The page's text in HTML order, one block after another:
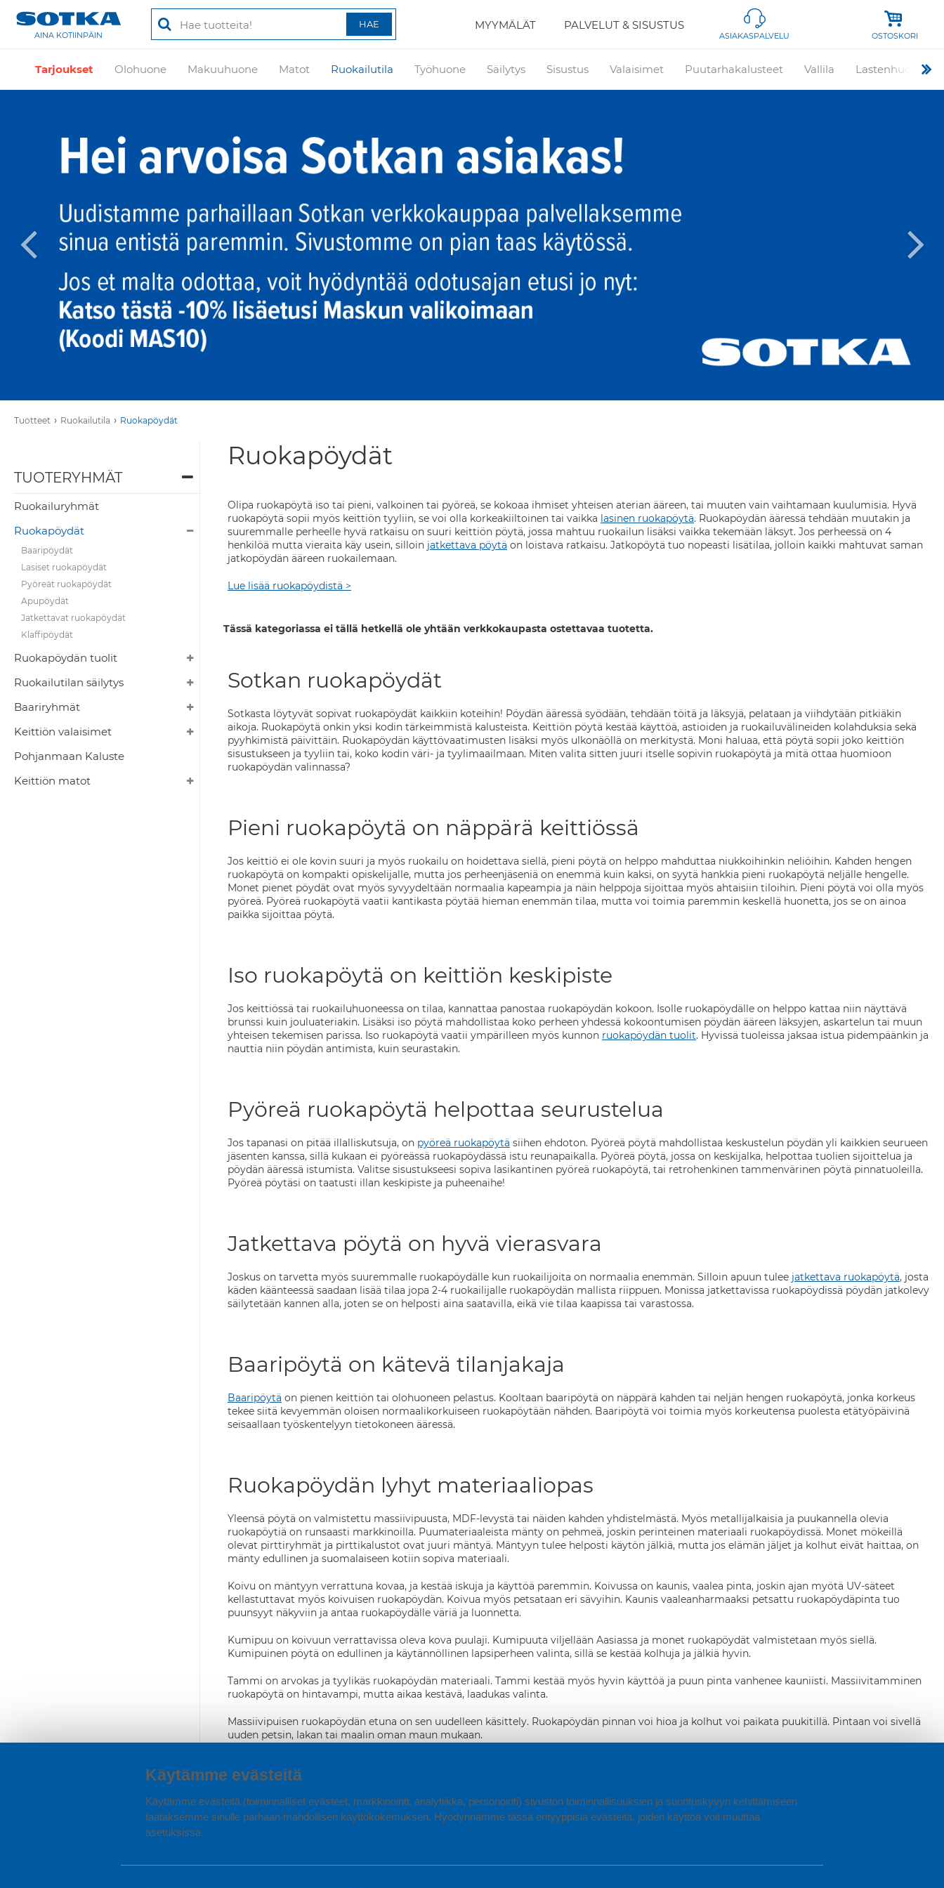
Käytämme evästeitä
Käytämme evästeitä (toiminnalliset evästeet, markkinointi, analytiikka, personointi) sivuston toiminnallisuuksien ja suorituskyvyn kehittämiseen
taataksemme sinulle parhaan mahdollisen käyttökokemuksen. Hyödynnämme tässä erityyppisiä evästeitä, joiden käyttöä voit muuttaa
asetuksissa.
AINA KOTIINPÄIN ASIAKASPALVELU OSTOSKORI
Tarjoukset Olohuone Makuuhuone Matot Ruokailutila Työhuone Säilytys Sisustus Valaisimet Puutarhakalusteet Vallila Lastenhuone
MYYMÄLÄT PALVELUT & SISUSTUS
Tuotteet › Ruokailutila › Ruokapöydät
TUOTERYHMÄT
Ruokailuryhmät
Ruokapöydät
Baaripöydät
Lasiset ruokapöydät
Pyöreät ruokapöydät
Apupöydät
Jatkettavat ruokapöydät
Klaffipöydät
Ruokapöydän tuolit
Ruokailutilan säilytys
Baariryhmät
Keittiön valaisimet
Pohjanmaan Kaluste
Keittiön matot
Ruokapöydät
Olipa ruokapöytä iso tai pieni, valkoinen tai pyöreä, se kokoaa ihmiset yhteisen aterian ääreen, tai muuten vain vaihtamaan kuulumisia. Hyvä
ruokapöytä sopii myös keittiön tyyliin, se voi olla korkeakiiltoinen tai vaikka lasinen ruokapöytä. Ruokapöydän ääressä tehdään muutakin ja
suuremmalle perheelle hyvä ratkaisu on suuri keittiön pöytä, jossa mahtuu ruokailun lisäksi vaikka tekemään läksyt. Jos perheessä on 4
henkilöä mutta vieraita käy usein, silloin jatkettava pöytä on loistava ratkaisu. Jatkopöytä tuo nopeasti lisätilaa, jolloin kaikki mahtuvat saman
jatkopöydän ääreen ruokailemaan.
Lue lisää ruokapöydistä >
Tässä kategoriassa ei tällä hetkellä ole yhtään verkkokaupasta ostettavaa tuotetta.
Sotkan ruokapöydät
Sotkasta löytyvät sopivat ruokapöydät kaikkiin koteihin! Pöydän ääressä syödään, tehdään töitä ja läksyjä, pelataan ja viihdytään pitkiäkin
aikoja. Ruokapöytä onkin yksi kodin tärkeimmistä kalusteista. Keittiön pöytä kestää käyttöä, astioiden ja ruokailuvälineiden kolahduksia sekä
pyyhkimistä päivittäin. Ruokapöydän käyttövaatimusten lisäksi myös ulkonäöllä on merkitystä. Moni haluaa, että pöytä sopii joko keittiön
sisustukseen ja tyyliin tai, koko kodin väri- ja tyylimaailmaan. Miten valita sitten juuri itselle sopivin ruokapöytä ja mitä ottaa huomioon
ruokapöydän valinnassa?
Pieni ruokapöytä on näppärä keittiössä
Jos keittiö ei ole kovin suuri ja myös ruokailu on hoidettava siellä, pieni pöytä on helppo mahduttaa niukkoihinkin neliöihin. Kahden hengen
ruokapöytä on kompakti opiskelijalle, mutta jos perheenjäseniä on enemmä kuin kaksi, on syytä hankkia pieni ruokapöytä neljälle hengelle.
Monet pienet pöydät ovat myös syvyydeltään normaalia kapeampia ja näin helppoja sijoittaa myös ahtaisiin tiloihin. Pieni pöytä voi olla myös
pyöreä. Pyöreä ruokapöytä vaatii kantikasta pöytää hieman enemmän tilaa, mutta voi toimia paremmin keskellä huonetta, jos se on ainoa
paikka sijoittaa pöytä.
Iso ruokapöytä on keittiön keskipiste
Jos keittiössä tai ruokailuhuoneessa on tilaa, kannattaa panostaa ruokapöydän kokoon. Isolle ruokapöydälle on helppo kattaa niin näyttävä
brunssi kuin jouluateriakin. Lisäksi iso pöytä mahdollistaa koko perheen yhdessä kokoontumisen pöydän ääreen läksyjen, askartelun tai muun
yhteisen tekemisen parissa. Iso ruokapöytä vaatii ympärilleen myös kunnon ruokapöydän tuolit. Hyvissä tuoleissa jaksaa istua pidempäänkin ja
nauttia niin pöydän antimista, kuin seurastakin.
Pyöreä ruokapöytä helpottaa seurustelua
Jos tapanasi on pitää illalliskutsuja, on pyöreä ruokapöytä siihen ehdoton. Pyöreä pöytä mahdollistaa keskustelun pöydän yli kaikkien seurueen
jäsenten kanssa, sillä kukaan ei pyöreässä ruokapöydässä istu reunapaikalla. Pyöreä pöytä, jossa on keskijalka, helpottaa tuolien sijoittelua ja
pöydän ääressä istumista. Valitse sisustukseesi sopiva lasikantinen pyöreä ruokapöytä, tai retrohenkinen tammenvärinen pöytä pinnatuoleilla.
Pyöreä pöytäsi on taatusti illan keskipiste ja puheenaihe!
Jatkettava pöytä on hyvä vierasvara
Joskus on tarvetta myös suuremmalle ruokapöydälle kun ruokailijoita on normaalia enemmän. Silloin apuun tulee jatkettava ruokapöytä, josta
käden käänteessä saadaan lisää tilaa jopa 2-4 ruokailijalle ruokapöydän mallista riippuen. Monissa jatkettavissa ruokapöydissä pöydän jatkolevy
säilytetään kannen alla, joten se on helposti aina saatavilla, eikä vie tilaa kaapissa tai varastossa.
Baaripöytä on kätevä tilanjakaja
Baaripöytä on pienen keittiön tai olohuoneen pelastus. Kooltaan baaripöytä on näppärä kahden tai neljän hengen ruokapöytä, jonka korkeus
tekee siitä kevyemmän oloisen normaalikorkuiseen ruokapöytään nähden. Baaripöytä voi toimia myös korkeutensa puolesta etätyöpäivinä
seisaallaan työskentelyyn tietokoneen ääressä.
Ruokapöydän lyhyt materiaaliopas
Yleensä pöytä on valmistettu massiivipuusta, MDF-levystä tai näiden kahden yhdistelmästä. Myös metallijalkaisia ja puukannella olevia
ruokapöytiä on runsaasti markkinoilla. Puumateriaaleista mänty on pehmeä, joskin perinteinen materiaali ruokapöydissä. Monet mökeillä
olevat pirttiryhmät ja pirttikalustot ovat juuri mäntyä. Mäntyyn tulee helposti käytön jälkiä, mutta jos elämän jäljet ja kolhut eivät haittaa, on
mänty edullinen ja suomalaiseen kotiin sopiva materiaali.
Koivu on mäntyyn verrattuna kovaa, ja kestää iskuja ja käyttöä paremmin. Koivussa on kaunis, vaalea pinta, joskin ajan myötä UV-säteet
kellastuttavat myös koivuisen ruokapöydän. Koivua myös petsataan eri sävyihin. Kaunis vaaleanharmaaksi petsattu ruokapöydäpinta tuo
puunsyyt näkyviin ja antaa ruokapöydälle väriä ja luonnetta.
Kumipuu on koivuun verrattavissa oleva kova puulaji. Kumipuuta viljellään Aasiassa ja monet ruokapöydät valmistetaan myös siellä.
Kumipuinen pöytä on edullinen ja käytännöllinen lapsiperheen valinta, sillä se kestää kolhuja ja jälkiä hyvin.
Tammi on arvokas ja tyylikäs ruokapöydän materiaali. Tammi kestää myös hyvin käyttöä ja puun pinta vanhenee kauniisti. Massiivitamminen
ruokapöytä on hintavampi, mutta aikaa kestävä, laadukas valinta.
Massiivipuisen ruokapöydän etuna on sen uudelleen käsittely. Ruokapöydän pinnan voi hioa ja kolhut voi paikata puukitillä. Pintaan voi sivellä
uuden petsin, lakan tai maalin oman maun mukaan.
isommat kolhut jättävät pysyvän jäljen, jota on vaikea paikata.
Lasikantinen pöytä on ulkonäöltään kevyt ja ilmava. Ruokapöytien lasi on yleensä karkaistua lasia ja se kestää normaalia käyttöä hyvin. Teräviä,
suoria iskuja lasipöytä kestää huonosti. Ruokapöydän lasipinta saattaa myös naarmuuntua herkästi, joten astioista, maljakoita ym. ei suositella